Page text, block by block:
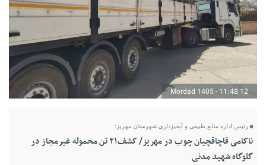
12 Mordad 1405 - 11:48
رئیس اداره منابع طبیعی و آبخیزداری شهرستان مهریز:
ناکامی قاچاقچیان چوب در مهریز/ کشف۲۱ تن محموله غیرمجاز در
گلوگاه شهید مدنی